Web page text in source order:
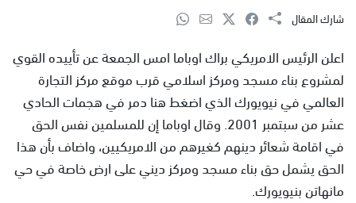
شارك المقال
اعلن الرئيس الامريكي براك اوباما امس الجمعة عن تأييده القوي
لمشروع بناء مسجد ومركز اسلامي قرب موقع مركز التجارة
العالمي في نيويورك الذي اضغط هنا دمر في هجمات الحادي
عشر من سبتمبر 2001. وقال اوباما إن للمسلمين نفس الحق
في اقامة شعائر دينهم كغيرهم من الامريكيين، واضاف بأن هذا
الحق يشمل حق بناء مسجد ومركز ديني على ارض خاصة في حي
مانهاتن بنيويورك.